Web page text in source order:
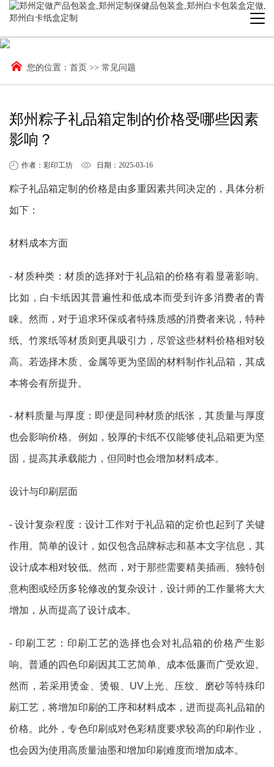
您的位置： 首页 >> 常见问题
郑州粽子礼品箱定制的价格受哪些因素
影响？
作者：彩印工坊 日期：2025-03-16
粽子礼品箱定制的价格是由多重因素共同决定的，具体分析
如下：
材料成本方面
- 材质种类：材质的选择对于礼品箱的价格有着显著影响。
比如，白卡纸因其普遍性和低成本而受到许多消费者的青
睐。然而，对于追求环保或者特殊质感的消费者来说，特种
纸、竹浆纸等材质则更具吸引力，尽管这些材料价格相对较
高。若选择木质、金属等更为坚固的材料制作礼品箱，其成
本将会有所提升。
- 材料质量与厚度：即便是同种材质的纸张，其质量与厚度
也会影响价格。例如，较厚的卡纸不仅能够使礼品箱更为坚
固，提高其承载能力，但同时也会增加材料成本。
设计与印刷层面
- 设计复杂程度：设计工作对于礼品箱的定价也起到了关键
作用。简单的设计，如仅包含品牌标志和基本文字信息，其
设计成本相对较低。然而，对于那些需要精美插画、独特创
意构图或经历多轮修改的复杂设计，设计师的工作量将大大
增加，从而提高了设计成本。
- 印刷工艺：印刷工艺的选择也会对礼品箱的价格产生影
响。普通的四色印刷因其工艺简单、成本低廉而广受欢迎。
然而，若采用烫金、烫银、UV上光、压纹、磨砂等特殊印
刷工艺，将增加印刷的工序和材料成本，进而提高礼品箱的
价格。此外，专色印刷或对色彩精度要求较高的印刷作业，
也会因为使用高质量油墨和增加印刷难度而增加成本。